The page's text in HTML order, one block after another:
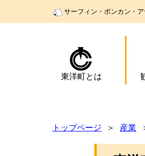
サーフィン・ポンカン・
東洋町とは
トップページ 産業